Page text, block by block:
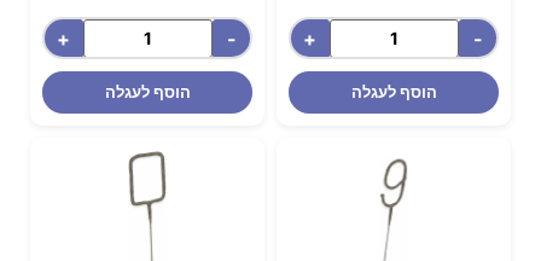
-
+
הוסף לעגלה
-
+
הוסף לעגלה